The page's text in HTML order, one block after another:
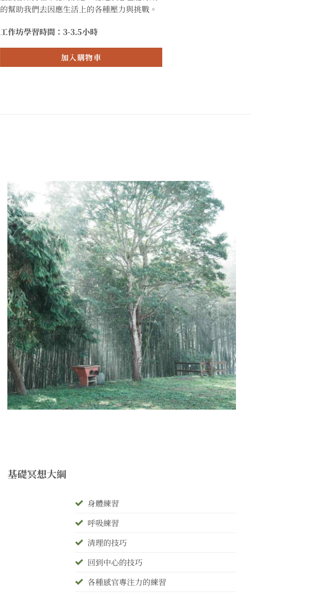
的幫助我們去因應生活上的各種壓力與挑戰。
工作坊學習時間：3-3.5小時
加入購物車
基礎冥想大綱
身體練習
呼吸練習
清理的技巧
回到中心的技巧
各種感官專注力的練習